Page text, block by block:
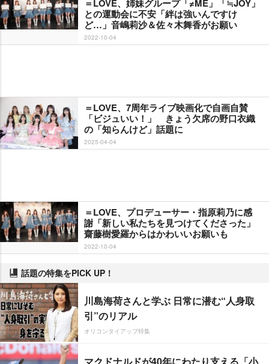
＝LOVE、姉妹グループ「≠ME」「≒JOY」
との運動会に不安「絆は強いんですけ
ど…」音嶋莉沙＆佐々木舞香がお願い
2022-10-04
＝LOVE、7周年ライブ映画化で自画自賛
「ビジュいい！」 きょう欠席の野口衣織
の「知らんけど」話題に
2025-04-04
＝LOVE、プロデューサー・指原莉乃に感
謝「新しい私たちを見つけてくださった」
齋藤樹愛羅からはかわいいお願いも
2022-10-04
話題の特集をPICK UP！
川島海荷さんと学ぶ 日常に潜む“人身取
引”のリアル
オリコンタイアップ特集